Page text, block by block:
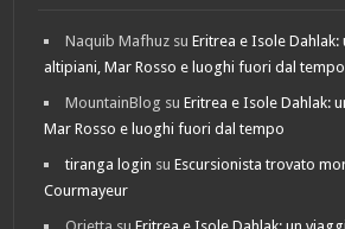
Naquib Mafhuz suEritrea e Isole
altipiani, Mar Rosso e luoghi fuori dal tempo
MountainBlog suEritrea e Isole Dahlak:
Mar Rosso e luoghi fuori dal tempo
tiranga login suEscursionista trovato
Courmayeur